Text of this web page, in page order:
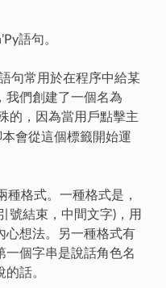
語句。
句常用於在程序中給某
我們創建了一個名為
的，因為當用戶點擊主
本會從這個標籤開始運
種格式。一種格式是，
號結束，中間文字)，用
心想法。另一種格式有
一個字串是說話角色名
話。